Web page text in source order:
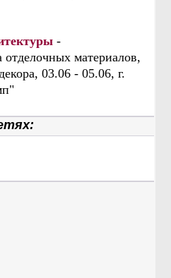
-
материалов,
03.06 - 05.06, г.